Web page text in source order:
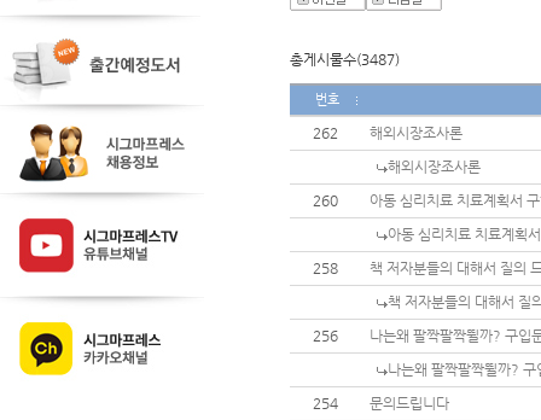
총게시물수(3487)
번호
262
해외시장조사론
해외시장조사론
260
아동 심리치료 치료계획서
아동 심리치료 치료계획
258
책 저자분들의 대해서 질의
책 저자분들의 대해서 질
256
나는왜 팔짝팔짝뛸까? 구입
나는왜 팔짝팔짝뛸까? 구
254
문의드립니다